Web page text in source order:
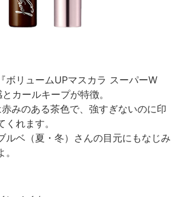
ボリュームUPマスカラ スーパーW
カールキープが特徴。
赤みのある茶色で、強すぎないのに印
れます。
ルベ（夏・冬）さんの目元にもなじみ